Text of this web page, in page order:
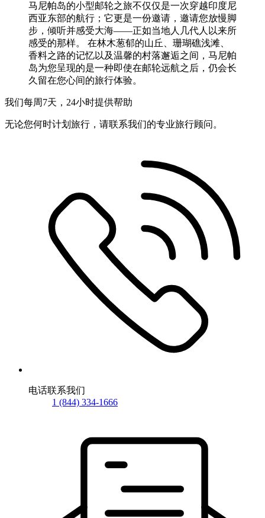
马尼帕岛的小型邮轮之旅不仅仅是一次穿越印度尼
西亚东部的航行；它更是一份邀请，邀请您放慢脚
步，倾听并感受大海——正如当地人几代人以来所
感受的那样。 在林木葱郁的山丘、珊瑚礁浅滩、
香料之路的记忆以及温馨的村落邂逅之间，马尼帕
岛为您呈现的是一种即使在邮轮远航之后，仍会长
久留在您心间的旅行体验。
我们每周7天，24小时提供帮助
无论您何时计划旅行，请联系我们的专业旅行顾问。
电话联系我们
1 (844) 334-1666